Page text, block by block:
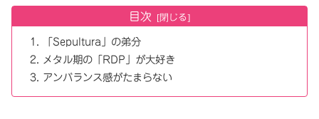
目次
「Sepultura」の弟分
メタル期の「RDP」が大好き
アンバランス感がたまらない